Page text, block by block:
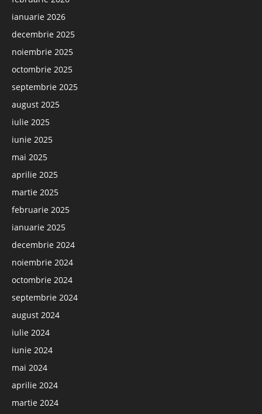
ianuarie 2026
decembrie 2025
noiembrie 2025
octombrie 2025
septembrie 2025
august 2025
iulie 2025
iunie 2025
mai 2025
aprilie 2025
martie 2025
februarie 2025
ianuarie 2025
decembrie 2024
noiembrie 2024
octombrie 2024
septembrie 2024
august 2024
iulie 2024
iunie 2024
mai 2024
aprilie 2024
martie 2024